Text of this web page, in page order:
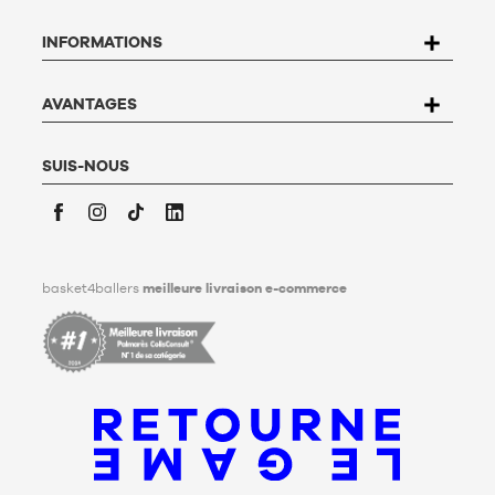
Basket4Ballers, 104 rue de Hochfelden, 67200 Strasbourg ou
compléter le formulaire «Contacter le Service client». Pour en
Basket4Ballers informe l’utilisateur qu’il peut définir, de son
vivant, des directives relatives à la conservation, à
personnelles après son décès. Pour en savoir plus,
INFORMATIONS
AVANTAGES
SUIS-NOUS
basket4ballers meilleure livraison e-commerce